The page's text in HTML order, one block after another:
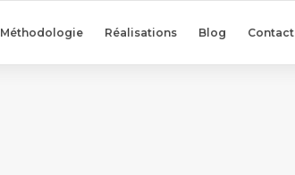
Méthodologie Réalisations Blog Contact